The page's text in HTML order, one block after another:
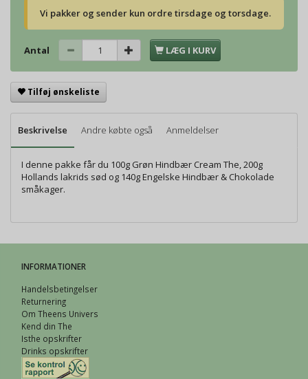
Vi pakker og sender kun ordre tirsdage og torsdage.
Antal LÆG I KURV
Tilføj ønskeliste
Beskrivelse Andre købte også Anmeldelser
I denne pakke får du 100g Grøn Hindbær Cream The, 200g
Hollands lakrids sød og 140g Engelske Hindbær & Chokolade
småkager.
INFORMATIONER
Handelsbetingelser
Returnering
Om Theens Univers
Kend din The
Isthe opskrifter
Drinks opskrifter